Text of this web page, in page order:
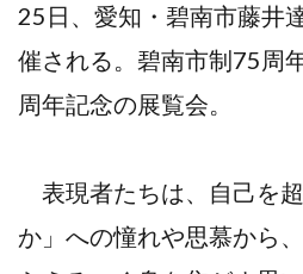
25日、愛知・碧南市藤井
催される。碧南市制75周
周年記念の展覧会。
表現者たちは、自己を
か」への憧れや思慕から